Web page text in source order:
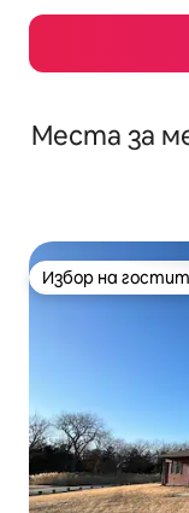
Места за
Избор на
Избор на